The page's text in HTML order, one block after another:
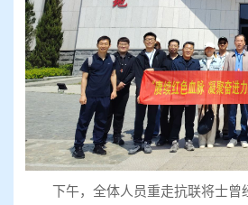
下午，全体人员重走抗联将士